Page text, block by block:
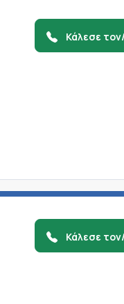
Κάλεσε
Κάλεσε